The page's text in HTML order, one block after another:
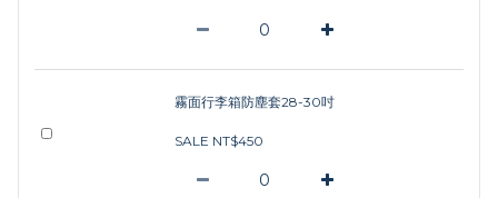
霧面行李箱防塵套28-30吋
SALE NT$450